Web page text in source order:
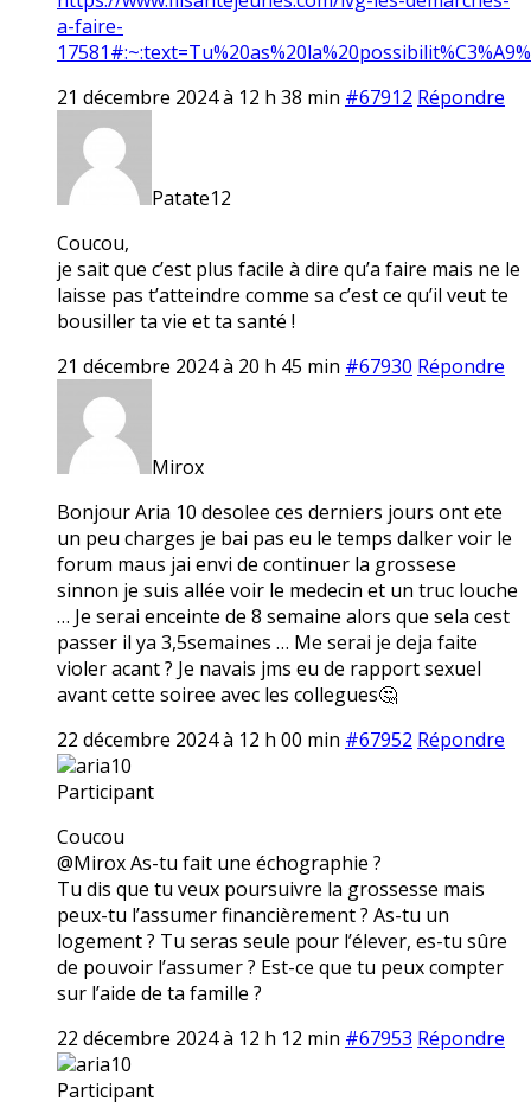
a-faire-
21 décembre 2024 à 12 h 38 min #67912 Répondre
Patate12
Coucou,
je sait que c’est plus facile à dire qu’a faire mais ne le
laisse pas t’atteindre comme sa c’est ce qu’il veut te
bousiller ta vie et ta santé !
21 décembre 2024 à 20 h 45 min #67930 Répondre
Mirox
Bonjour Aria 10 desolee ces derniers jours ont ete
un peu charges je bai pas eu le temps dalker voir le
forum maus jai envi de continuer la grossese
sinnon je suis allée voir le medecin et un truc louche
… Je serai enceinte de 8 semaine alors que sela cest
passer il ya 3,5semaines … Me serai je deja faite
violer acant ? Je navais jms eu de rapport sexuel
avant cette soiree avec les collegues🤔
22 décembre 2024 à 12 h 00 min #67952 Répondre
aria10
Participant
Coucou
@Mirox As-tu fait une échographie ?
Tu dis que tu veux poursuivre la grossesse mais
peux-tu l’assumer financièrement ? As-tu un
logement ? Tu seras seule pour l’élever, es-tu sûre
de pouvoir l’assumer ? Est-ce que tu peux compter
sur l’aide de ta famille ?
22 décembre 2024 à 12 h 12 min #67953 Répondre
aria10
Participant